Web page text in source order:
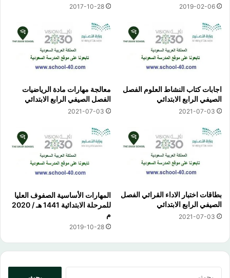
2019-02-06
2017-10-28
اجابات كتاب النشاط العلوم الفصل
الصيفي الرابع الابتدائي
2021-07-03
معالجة مهارات مادة الرياضيات
الفصل الصيفي الرابع الابتدائي
2021-07-03
بطاقات اختبار الاداء القرائي الفصل
الصيفي الرابع الابتدائي
2021-07-03
المهارات الأساسية الصفوف العليا
للمرحلة الابتدائية 1441 هـ / 2020
م
2019-10-28